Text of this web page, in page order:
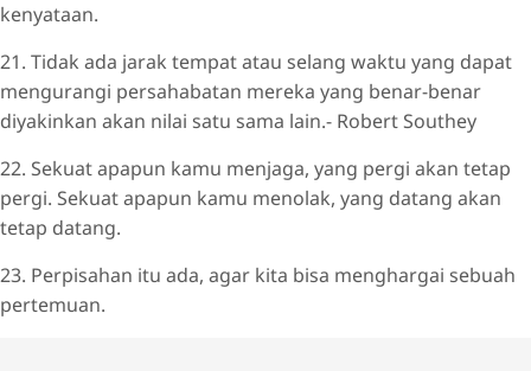
kenyataan.
21. Tidak ada jarak tempat atau selang waktu yang dapat
mengurangi persahabatan mereka yang benar-benar
diyakinkan akan nilai satu sama lain.- Robert Southey
22. Sekuat apapun kamu menjaga, yang pergi akan tetap
pergi. Sekuat apapun kamu menolak, yang datang akan
tetap datang.
23. Perpisahan itu ada, agar kita bisa menghargai sebuah
pertemuan.